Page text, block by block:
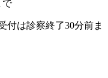
は診察終了30分前ま